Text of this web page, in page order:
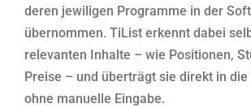
deren jewiligen Programme in der
übernommen. TiList erkennt dabei
relevanten Inhalte – wie Positionen,
Preise – und überträgt sie direkt in
ohne manuelle Eingabe.